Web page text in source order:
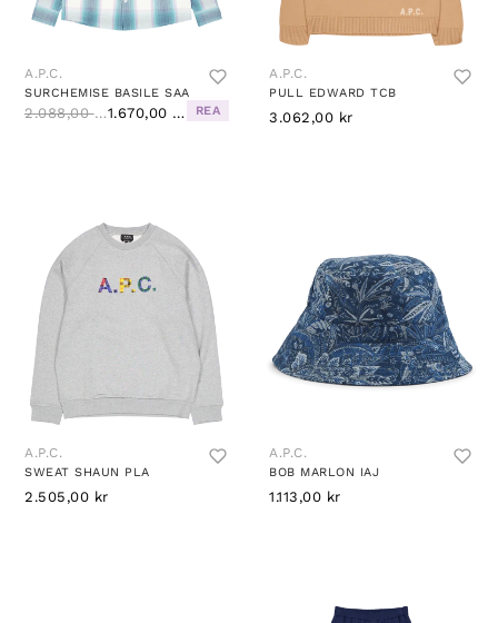
A.P.C.
SURCHEMISE BASILE SAA
2.088,00 kr 1.670,00 kr REA
A.P.C.
PULL EDWARD TCB
3.062,00 kr
A.P.C.
SWEAT SHAUN PLA
2.505,00 kr
A.P.C.
BOB MARLON IAJ
1.113,00 kr